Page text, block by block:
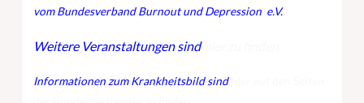
vomBundesverbandBurnout undDepression e.V.
Weitere Veranstaltungen sind
Informationen zum Krankheitsbild sind